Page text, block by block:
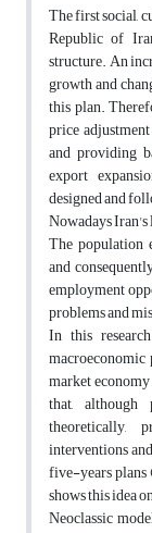
The first social,
Republic of
structure. An
growth and
this plan.
price
and providing
export
designed and
Nowadays
The
and
employment
problems and
In this
market
that,
theoretically,
interventions
five-years plans
shows this idea
Neoclassic